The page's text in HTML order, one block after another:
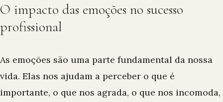
O impacto das emoções no sucesso
profissional
As emoções são uma parte fundamental da nossa
vida. Elas nos ajudam a perceber o que é
importante, o que nos agrada, o que nos incomoda,